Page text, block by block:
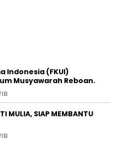
Indonesia (FKUI)
Musyawarah Reboan.
MULIA, SIAP MEMBANTU